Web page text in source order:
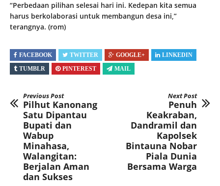
“Perbedaan pilihan selesai hari ini. Kedepan kita semua
harus berkolaborasi untuk membangun desa ini,”
terangnya. (rom)
FACEBOOK TWITTER GOOGLE+
LINKEDIN
TUMBLR
PINTEREST MAIL
Previous Post
Pilhut Kanonang
Satu Dipantau
Bupati dan
Wabup
Minahasa,
Walangitan:
Berjalan Aman
dan Sukses
Next Post
Penuh
Keakraban,
Dandramil dan
Kapolsek
Bintauna Nobar
Piala Dunia
Bersama Warga